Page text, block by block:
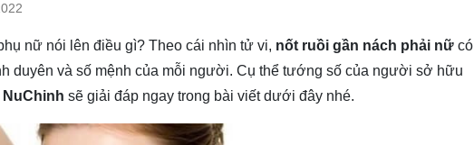
nữ nói lên điều gì? Theo cái nhìn tử vi, nốt ruồi gần nách phải nữ có
duyên và số mệnh của mỗi người. Cụ thể tướng số của người sở hữu
NuChinh sẽ giải đáp ngay trong bài viết dưới đây nhé.